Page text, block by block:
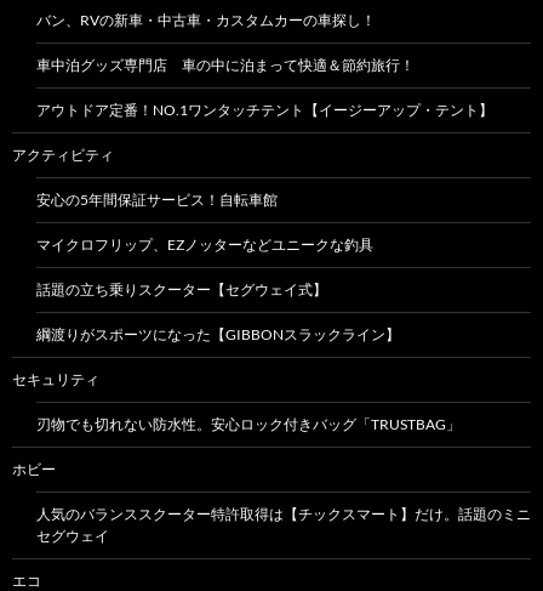
バン、RVの新車・中古車・カスタムカーの車探し！
車中泊グッズ専門店 車の中に泊まって快適＆節約旅行！
アウトドア定番！NO.1ワンタッチテント【イージーアップ・テント】
アクティビティ
安心の5年間保証サービス！自転車館
マイクロフリップ、EZノッターなどユニークな釣具
話題の立ち乗りスクーター【セグウェイ式】
綱渡りがスポーツになった【GIBBONスラックライン】
セキュリティ
刃物でも切れない防水性。安心ロック付きバッグ「TRUSTBAG」
ホビー
人気のバランススクーター特許取得は【チックスマート】だけ。話題のミニ
セグウェイ
エコ